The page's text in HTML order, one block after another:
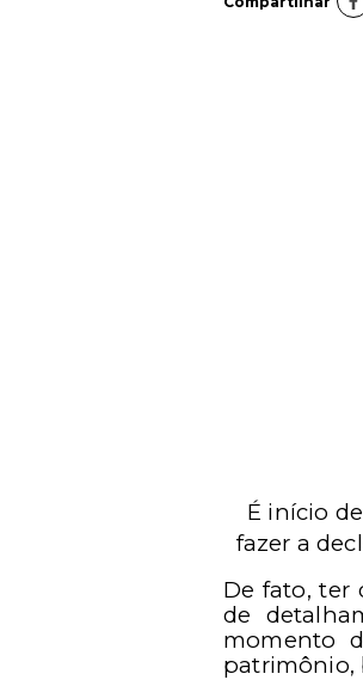
É início
fazer a
De fato, ter
de
momento
patrimônio,